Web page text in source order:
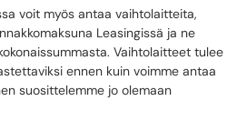
voit myös antaa vaihtolaitteita,
Leasingissä ja ne
Vaihtolaitteet tulee
ennen kuin voimme antaa
suosittelemme jo olemaan